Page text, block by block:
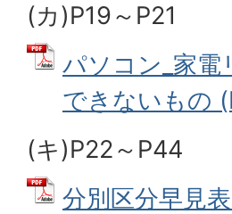
(カ)P19～P21
パソコン_家電
できないもの
(キ)P22～P44
分別区分早見